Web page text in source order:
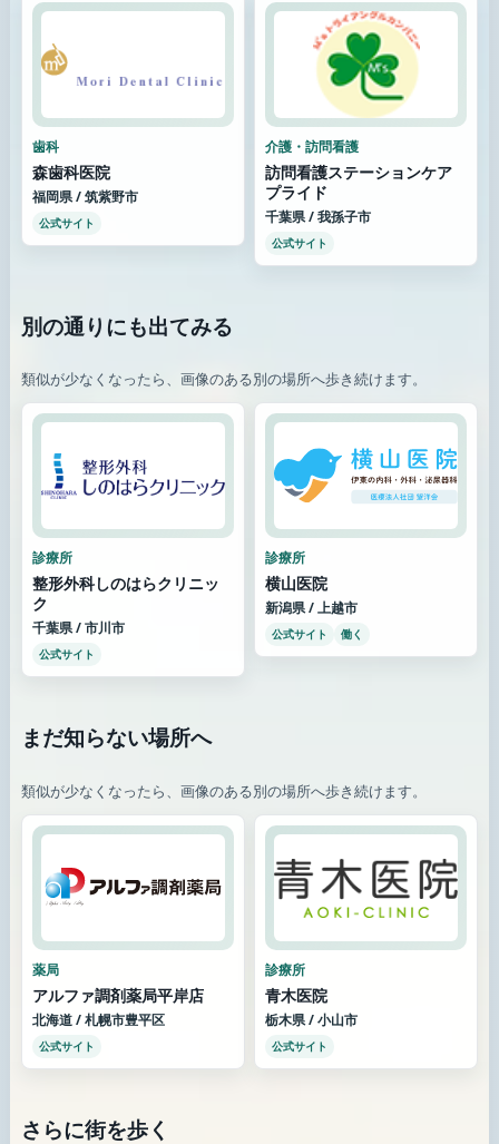
歯科
森歯科医院
福岡県 / 筑紫野市
公式サイト
介護・訪問看護
訪問看護ステーションケア
プライド
千葉県 / 我孫子市
公式サイト
別の通りにも出てみる
類似が少なくなったら、画像のある別の場所へ歩き続けます。
診療所
整形外科しのはらクリニッ
ク
千葉県 / 市川市
公式サイト
診療所
横山医院
新潟県 / 上越市
公式サイト 働く
まだ知らない場所へ
類似が少なくなったら、画像のある別の場所へ歩き続けます。
薬局
アルファ調剤薬局平岸店
北海道 / 札幌市豊平区
公式サイト
診療所
青木医院
栃木県 / 小山市
公式サイト
さらに街を歩く